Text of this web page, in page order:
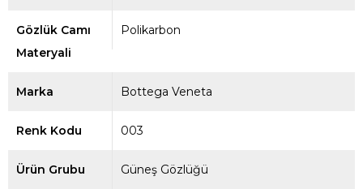
Gözlük Camı
Materyali
Polikarbon
Marka Bottega Veneta
Renk Kodu 003
Ürün Grubu Güneş Gözlüğü